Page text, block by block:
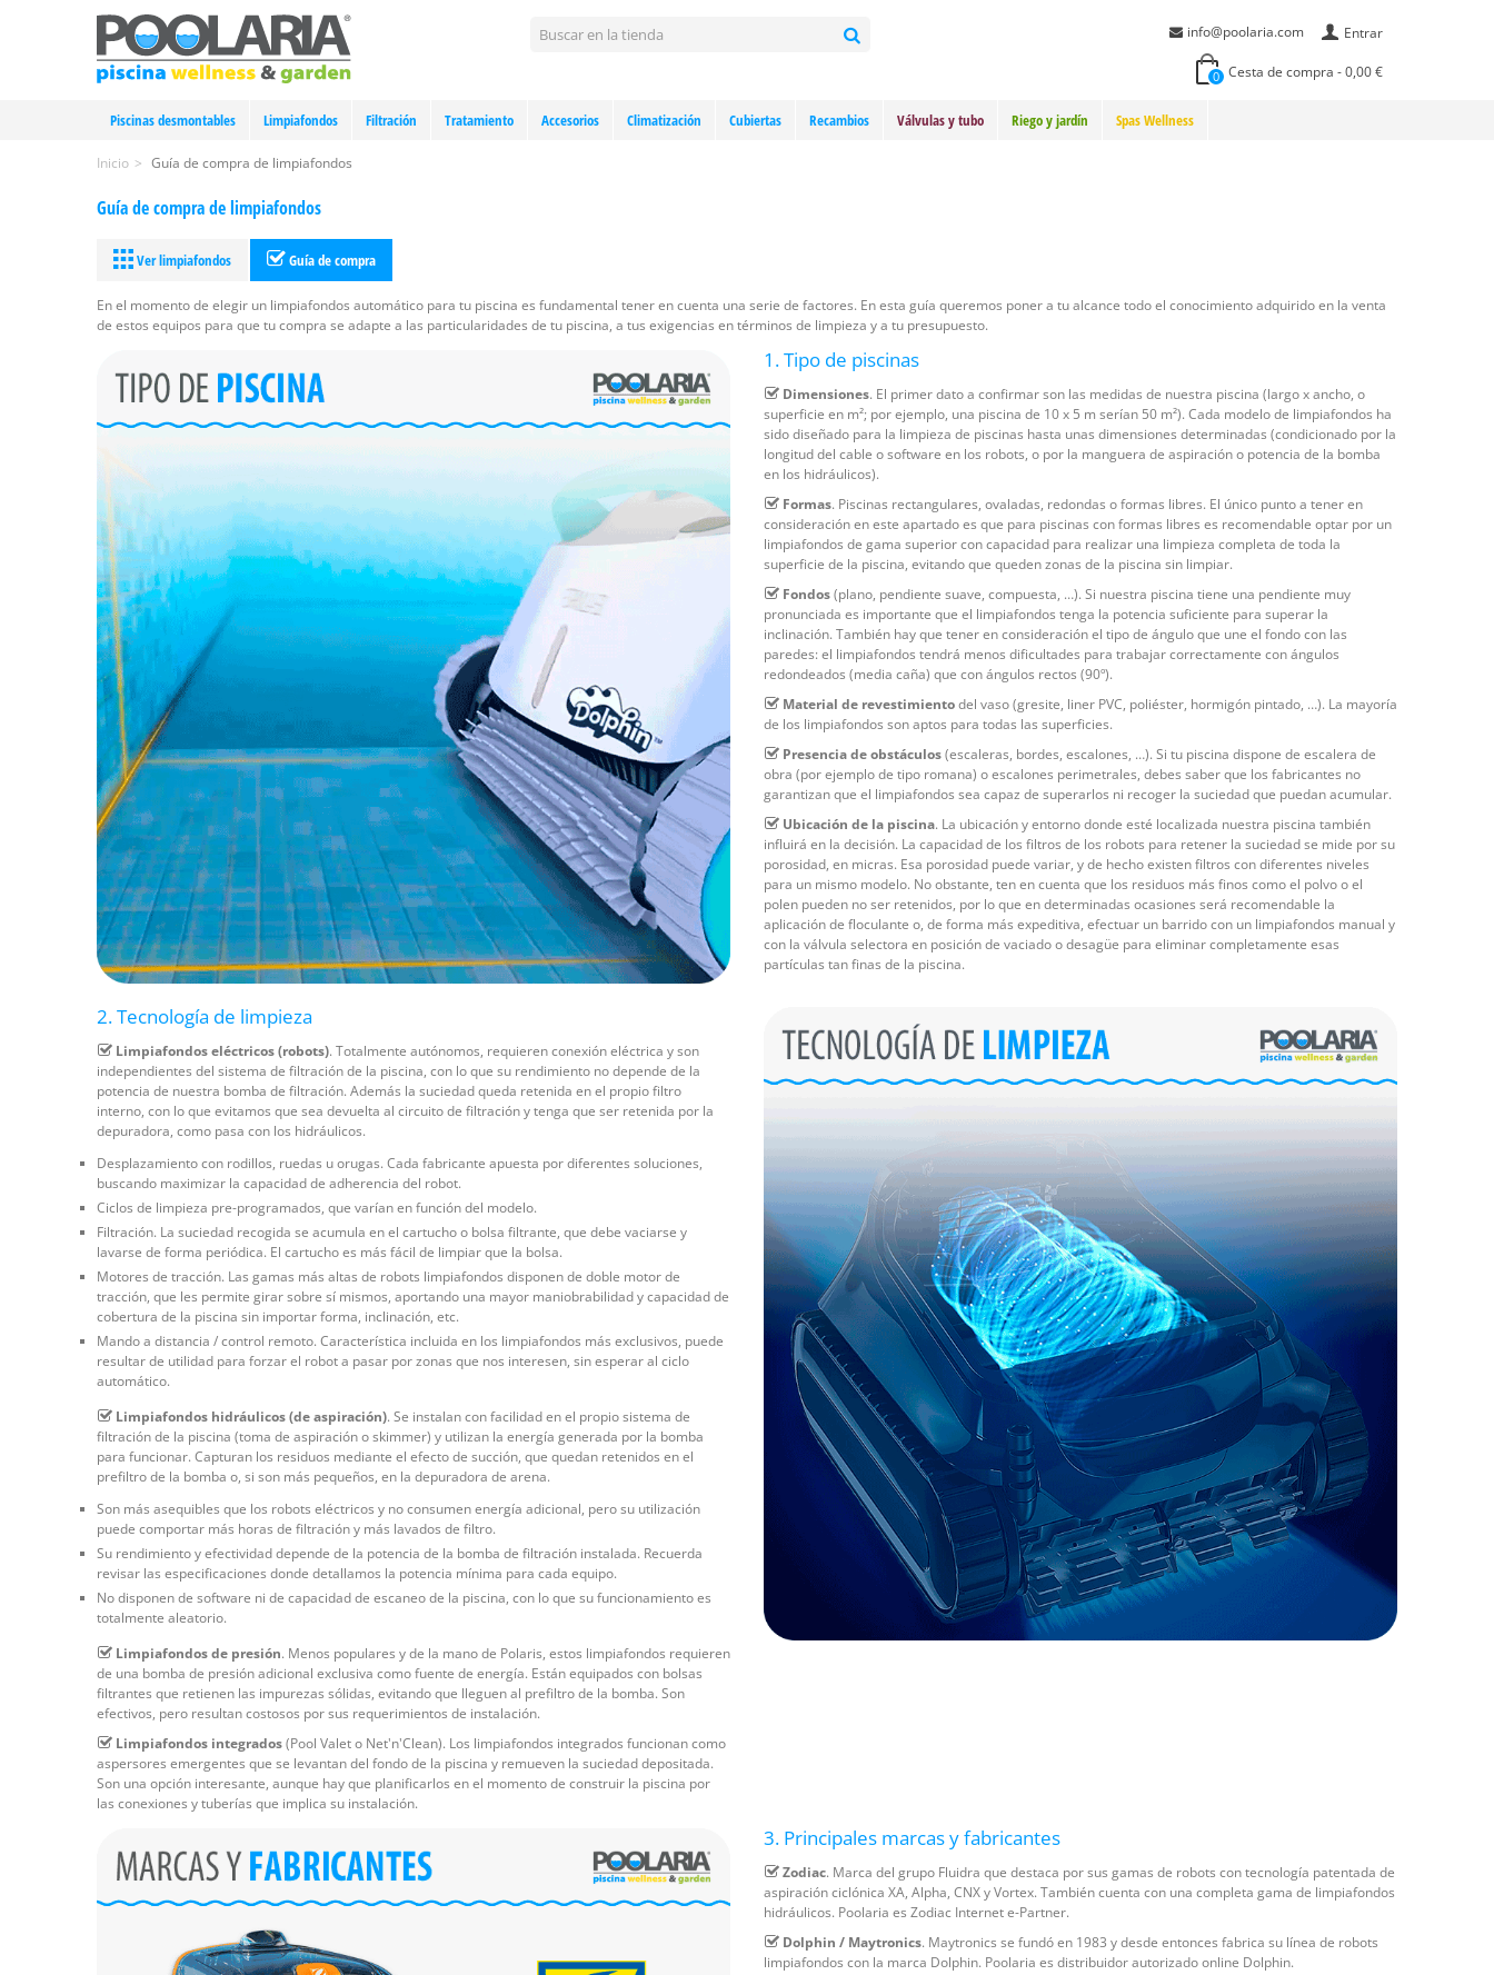
Entrar
info@poolaria.com
0 Cesta de compra -0,00 €
Piscinas desmontables Limpiafondos Filtración Tratamiento Accesorios Climatización Cubiertas Recambios Válvulas y tubo Riego y jardín Spas Wellness
Inicio > Guía de compra de limpiafondos
Guía de compra de limpiafondos
Ver limpiafondos Guía de compra
En el momento de elegir un limpiafondos automático para tu piscina es fundamental tener en cuenta una serie de factores. En esta guía queremos poner a tu alcance todo el conocimiento adquirido en la venta
de estos equipos para que tu compra se adapte a las particularidades de tu piscina, a tus exigencias en términos de limpieza y a tu presupuesto.
1. Tipo de piscinas
Dimensiones. El primer dato a confirmar son las medidas de nuestra piscina (largo x ancho, o
superficie en m²; por ejemplo, una piscina de 10 x 5 m serían 50 m²). Cada modelo de limpiafondos ha
sido diseñado para la limpieza de piscinas hasta unas dimensiones determinadas (condicionado por la
longitud del cable o software en los robots, o por la manguera de aspiración o potencia de la bomba
en los hidráulicos).
Formas. Piscinas rectangulares, ovaladas, redondas o formas libres. El único punto a tener en
consideración en este apartado es que para piscinas con formas libres es recomendable optar por un
limpiafondos de gama superior con capacidad para realizar una limpieza completa de toda la
superficie de la piscina, evitando que queden zonas de la piscina sin limpiar.
Fondos(plano, pendiente suave, compuesta, …). Si nuestra piscina tiene una pendiente muy
pronunciada es importante que el limpiafondos tenga la potencia suficiente para superar la
inclinación. También hay que tener en consideración el tipo de ángulo que une el fondo con las
paredes: el limpiafondos tendrá menos dificultades para trabajar correctamente con ángulos
redondeados (media caña) que con ángulos rectos (90º).
Material de revestimientodel vaso (gresite, liner PVC, poliéster, hormigón pintado, …). La mayoría
de los limpiafondos son aptos para todas las superficies.
Presencia de obstáculos(escaleras, bordes, escalones, …). Si tu piscina dispone de escalera de
obra (por ejemplo de tipo romana) o escalones perimetrales, debes saber que los fabricantes no
garantizan que el limpiafondos sea capaz de superarlos ni recoger la suciedad que puedan acumular.
Ubicación de la piscina. La ubicación y entorno donde esté localizada nuestra piscina también
influirá en la decisión. La capacidad de los filtros de los robots para retener la suciedad se mide por su
porosidad, en micras. Esa porosidad puede variar, y de hecho existen filtros con diferentes niveles
para un mismo modelo. No obstante, ten en cuenta que los residuos más finos como el polvo o el
polen pueden no ser retenidos, por lo que en determinadas ocasiones será recomendable la
aplicación de floculante o, de forma más expeditiva, efectuar un barrido con un limpiafondos manual y
con la válvula selectora en posición de vaciado o desagüe para eliminar completamente esas
partículas tan finas de la piscina.
2. Tecnología de limpieza
Limpiafondos eléctricos (robots). Totalmente autónomos, requieren conexión eléctrica y son
independientes del sistema de filtración de la piscina, con lo que su rendimiento no depende de la
potencia de nuestra bomba de filtración. Además la suciedad queda retenida en el propio filtro
interno, con lo que evitamos que sea devuelta al circuito de filtración y tenga que ser retenida por la
depuradora, como pasa con los hidráulicos.
Desplazamiento con rodillos, ruedas u orugas. Cada fabricante apuesta por diferentes soluciones,
buscando maximizar la capacidad de adherencia del robot.
Ciclos de limpieza pre-programados, que varían en función del modelo.
Filtración. La suciedad recogida se acumula en el cartucho o bolsa filtrante, que debe vaciarse y
lavarse de forma periódica. El cartucho es más fácil de limpiar que la bolsa.
Motores de tracción. Las gamas más altas de robots limpiafondos disponen de doble motor de
tracción, que les permite girar sobre sí mismos, aportando una mayor maniobrabilidad y capacidad de
cobertura de la piscina sin importar forma, inclinación, etc.
Mando a distancia / control remoto. Característica incluida en los limpiafondos más exclusivos, puede
resultar de utilidad para forzar el robot a pasar por zonas que nos interesen, sin esperar al ciclo
automático.
Limpiafondos hidráulicos (de aspiración). Se instalan con facilidad en el propio sistema de
filtración de la piscina (toma de aspiración o skimmer) y utilizan la energía generada por la bomba
para funcionar. Capturan los residuos mediante el efecto de succión, que quedan retenidos en el
prefiltro de la bomba o, si son más pequeños, en la depuradora de arena.
Son más asequibles que los robots eléctricos y no consumen energía adicional, pero su utilización
puede comportar más horas de filtración y más lavados de filtro.
Su rendimiento y efectividad depende de la potencia de la bomba de filtración instalada. Recuerda
revisar las especificaciones donde detallamos la potencia mínima para cada equipo.
No disponen de software ni de capacidad de escaneo de la piscina, con lo que su funcionamiento es
totalmente aleatorio.
Limpiafondos de presión. Menos populares y de la mano de Polaris, estos limpiafondos requieren
de una bomba de presión adicional exclusiva como fuente de energía. Están equipados con bolsas
filtrantes que retienen las impurezas sólidas, evitando que lleguen al prefiltro de la bomba. Son
efectivos, pero resultan costosos por sus requerimientos de instalación.
Limpiafondos integrados(Pool Valet o Net'n'Clean). Los limpiafondos integrados funcionan como
aspersores emergentes que se levantan del fondo de la piscina y remueven la suciedad depositada.
Son una opción interesante, aunque hay que planificarlos en el momento de construir la piscina por
las conexiones y tuberías que implica su instalación.
3. Principales marcas y fabricantes
Zodiac. Marca del grupo Fluidra que destaca por sus gamas de robots con tecnología patentada de
aspiración ciclónica XA, Alpha, CNX y Vortex. También cuenta con una completa gama de limpiafondos
hidráulicos. Poolaria es Zodiac Internet e-Partner.
Dolphin / Maytronics. Maytronics se fundó en 1983 y desde entonces fabrica su línea de robots
limpiafondos con la marca Dolphin. Poolaria es distribuidor autorizado online Dolphin.